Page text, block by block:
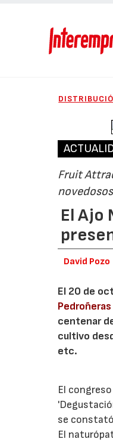
Fruit
El Ajo
David Pozo
El 20 de
Pedroñeras
centenar
cultivo
etc.
El
se
El